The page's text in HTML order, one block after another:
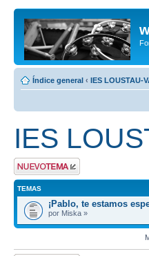
Índice general ‹ IES LOUSTAU-
IES
Publicar un nuevo
tema
TEMAS
¡Pablo, te estamos
por Miska »